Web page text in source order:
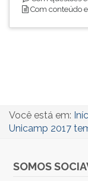
Com conteúdo
Você está em:
Unicamp 2017
SOMOS